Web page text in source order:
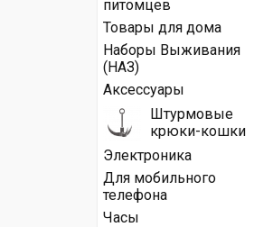
питомцев
Товары для дома
Наборы Выживания
(НАЗ)
Аксессуары
Штурмовые
крюки-кошки
Электроника
Для мобильного
телефона
Часы